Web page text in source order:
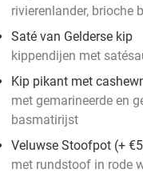
rivierenlander, brioche
Saté van Gelderse kip
kippendijen met
Kip pikant met
met gemarineerde en
basmatirijst
Veluwse Stoofpot (+
met rundstoof in rode